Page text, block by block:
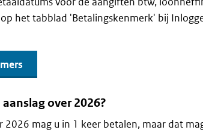
het tabblad 'Betalingskenmerk' bij
over 2026?
2026 mag u in 1 keer betalen, maar dat